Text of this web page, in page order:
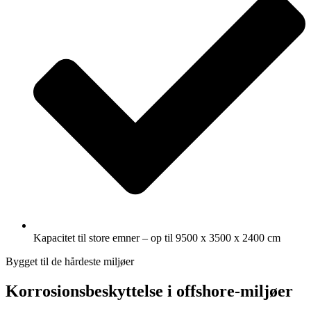
Kapacitet til store emner – op til 9500 x 3500 x 2400 cm
Bygget til de hårdeste miljøer
Korrosionsbeskyttelse i offshore-miljøer